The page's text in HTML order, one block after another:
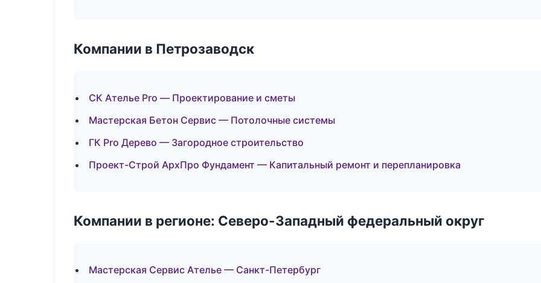
Компании в Петрозаводск
СК Ателье Pro — Проектирование и сметы
Мастерская Бетон Сервис — Потолочные системы
ГК Pro Дерево — Загородное строительство
Проект-Строй АрхПро Фундамент — Капитальный ремонт и перепланировка
Компании в регионе: Северо-Западный федеральный округ
Мастерская Сервис Ателье — Санкт-Петербург